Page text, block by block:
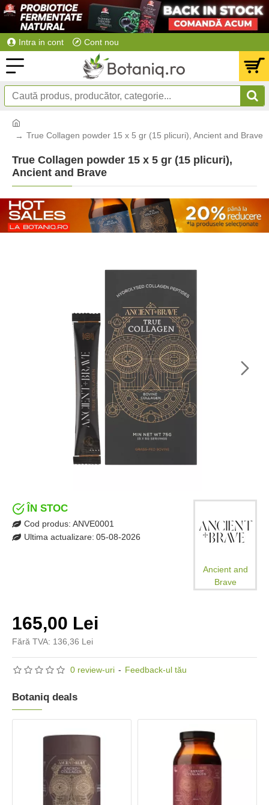
Intra in cont Cont nou
True Collagen powder 15 x 5 gr (15 plicuri), Ancient and Brave
True Collagen powder 15 x 5 gr (15 plicuri),
Ancient and Brave
0 review-uri - Feedback-ul tău
165,00 Lei
Fără TVA: 136,36 Lei
ÎN STOC
Cod produs: ANVE0001
Ultima actualizare: 05-08-2026
Ancient and
Brave
Botaniq deals